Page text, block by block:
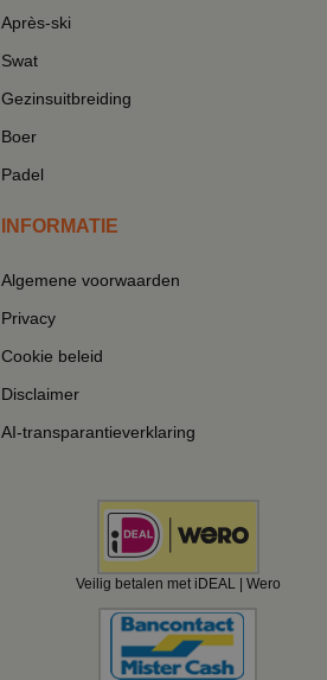
Après-ski
Swat
Gezinsuitbreiding
Boer
Padel
INFORMATIE
Algemene voorwaarden
Privacy
Cookie beleid
Disclaimer
AI-transparantieverklaring
Veilig betalen met iDEAL | Wero